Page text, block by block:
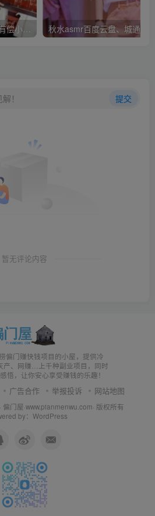
ktv陪唱公主，潜规则，有偿小费灰色收入，月入万元！
！ 提交
暂无评论内容
偏门赚快钱项目的小屋，提供冷
产、网赚…上千种副业项目，同时
悟，让你安心享受赚钱的乐趣！
广告合作 举报投诉 网站地图
偏门屋·www.pianmenwu.com· 版权所有
by：WordPress